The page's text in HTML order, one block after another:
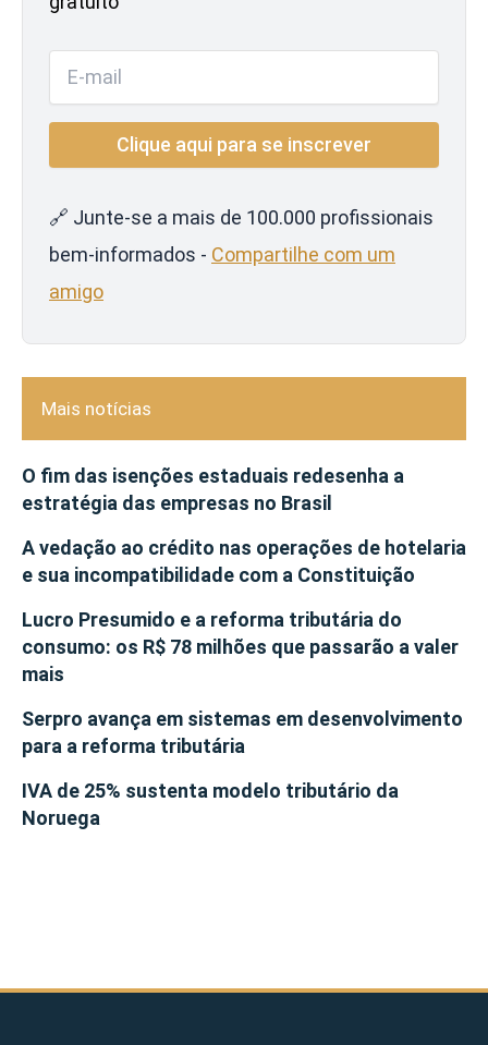
🔗 Junte-se a mais de 100.000 profissionais
bem-informados - Compartilhe com um
amigo
Mais notícias
O fim das isenções estaduais redesenha a
estratégia das empresas no Brasil
A vedação ao crédito nas operações de hotelaria
e sua incompatibilidade com a Constituição
Lucro Presumido e a reforma tributária do
consumo: os R$ 78 milhões que passarão a valer
mais
Serpro avança em sistemas em desenvolvimento
para a reforma tributária
IVA de 25% sustenta modelo tributário da
Noruega